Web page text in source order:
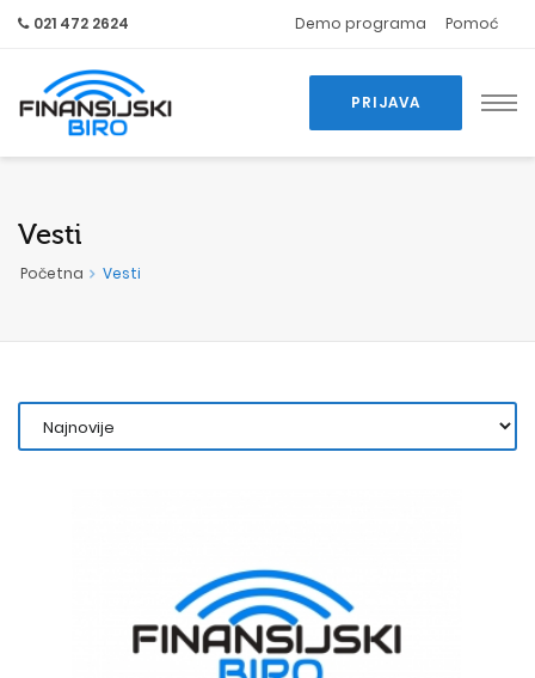
021 472 2624 Demo programa Pomoć
PRIJAVA
Vesti
Početna Vesti